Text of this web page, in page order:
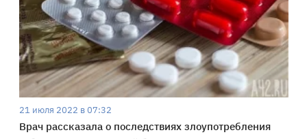
21 июля 2022 в 07:32
Врач рассказала о последствиях злоупотребления